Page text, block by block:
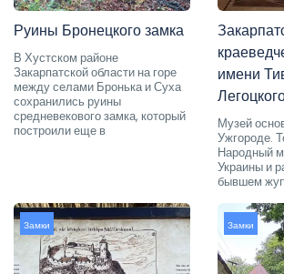
Руины Бронецкого замка
В Хустском районе
Закарпатской области на горе
между селами Бронька и Суха
сохранились руины
средневекового замка, который
построили еще в
имени
Музей
Ужгороде.
Народный
Украины и
бывшем
Замки Замки